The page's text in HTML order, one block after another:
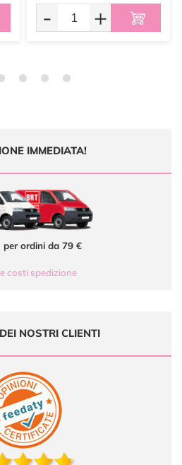
- +
IMMEDIATA!
per ordini da 79 €
costi spedizione
NOSTRI CLIENTI